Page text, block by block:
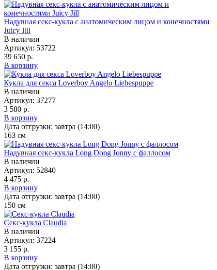
Надувная секс-кукла с анатомическим лицом и конечностями
Juicy Jill
В наличии
Артикул: 53722
39 650 р.
В корзину
Кукла для секса Loverboy Angelo Liebespuppe
В наличии
Артикул: 37277
3 580 р.
В корзину
Дата отгрузки: завтра (14:00)
163 см
Надувная секс-кукла Long Dong Jonny с фаллосом
В наличии
Артикул: 52840
4 475 р.
В корзину
Дата отгрузки: завтра (14:00)
150 см
Секс-кукла Claudia
В наличии
Артикул: 37224
3 155 р.
В корзину
Дата отгрузки: завтра (14:00)